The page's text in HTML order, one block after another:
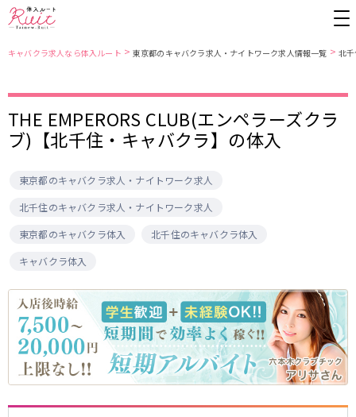
キャバクラ求人なら体入ルート > 東京都のキャバクラ求人・ナイトワーク求人情報一覧 > 北
THE EMPERORS CLUB(エンペラーズクラ
ブ)【北千住・キャバクラ】の体入
東京都のキャバクラ求人・ナイトワーク求人
北千住のキャバクラ求人・ナイトワーク求人
東京都のキャバクラ体入
北千住のキャバクラ体入
キャバクラ体入
上野
池袋
吉祥寺
町田
立川
歌舞伎町
五反田
蒲田
ひばりヶ丘・久米川
八王子
六本木
品川・大井町・大森
秋葉原
中野
恵比寿
葛西
赤坂
小岩・新小岩
銀座駅
上野駅
恵比寿駅
六本木駅
広尾駅
三ノ輪駅
都営大江戸線
練馬駅
門前仲町駅
東新宿駅
両国駅
東中野駅
飯田橋駅
麻布十番駅
森下駅
勝どき駅
豊島園駅